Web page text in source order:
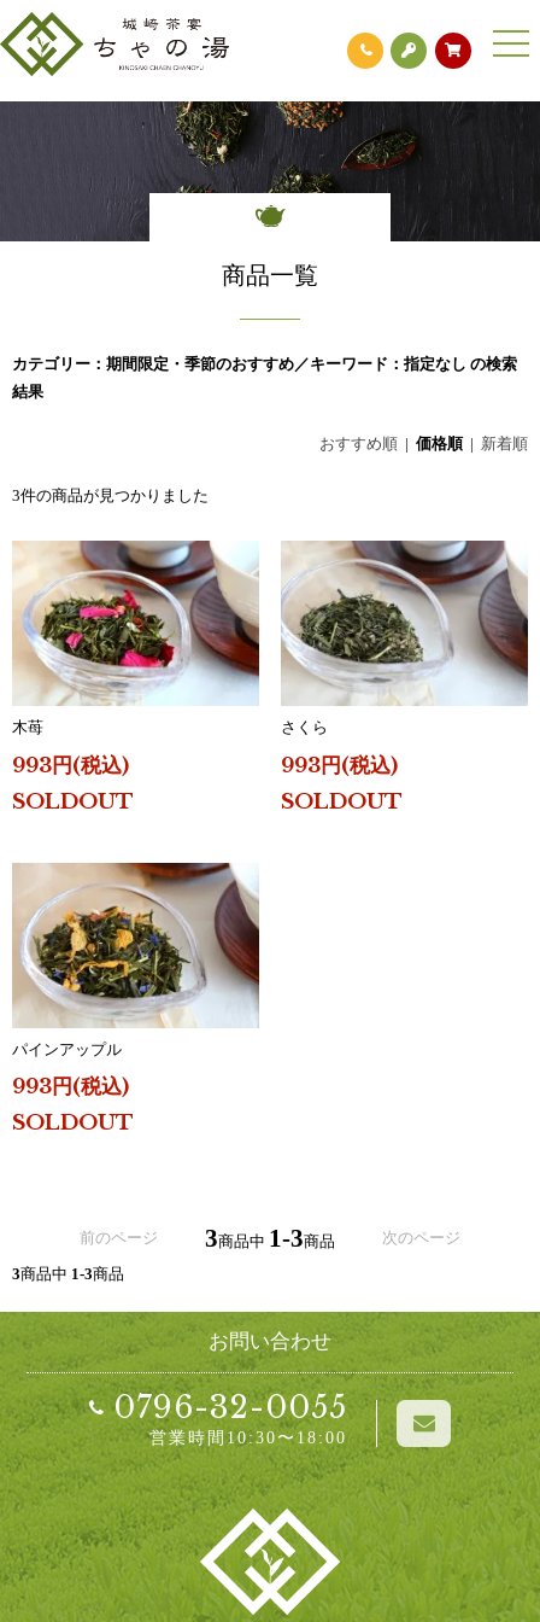
商品一覧
カテゴリー：期間限定・季節のおすすめ／キーワード：指定なし の検索
結果
おすすめ順 | 価格順| 新着順
3件の商品が見つかりました
木苺
993円(税込)
SOLDOUT
さくら
993円(税込)
SOLDOUT
パインアップル
993円(税込)
SOLDOUT
前のページ 3商品中 1-3商品 次のページ
3商品中 1-3商品
お問い合わせ
0796-32-0055
営業時間10:30〜18:00